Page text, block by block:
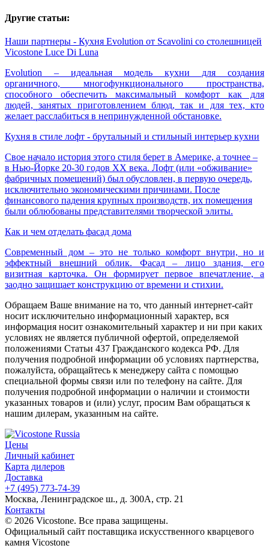
Другие статьи:
Наши партнеры - Кухня Evolution от Scavolini со столешницей
Vicostone Luce Di Luna
Evolution – идеальная модель кухни для создания
органичного, многофункционального пространства,
способного обеспечить максимальный комфорт как для
людей, занятых приготовлением блюд, так и для тех, кто
желает расслабиться в непринужденной обстановке.
Кухня в стиле лофт - брутальный и стильный интерьер кухни
Свое начало история этого стиля берет в Америке, а точнее –
в Нью-Йорке 20-30 годов ХХ века. Лофт (или «обживание»
фабричных помещений) был обусловлен, в первую очередь,
исключительно экономическими причинами. После
финансового падения крупных производств, их помещения
были облюбованы представителями творческой элиты.
Как и чем отделать фасад дома
Современный дом – это не только комфорт внутри, но и
эффектный внешний облик. Фасад – лицо здания, его
визитная карточка. Он формирует первое впечатление, а
заодно защищает конструкцию от времени и стихии.
Обращаем Ваше внимание на то, что данный интернет-сайт
носит исключительно информационный характер, вся
информация носит ознакомительный характер и ни при каких
условиях не является публичной офертой, определяемой
положениями Статьи 437 Гражданского кодекса РФ. Для
получения подробной информации об условиях партнерства,
пожалуйста, обращайтесь к менеджеру сайта с помощью
специальной формы связи или по телефону на сайте. Для
получения подробной информации о наличии и стоимости
указанных товаров и (или) услуг, просим Вам обращаться к
нашим дилерам, указанным на сайте.
Цены
Личный кабинет
Карта дилеров
Доставка
+7 (495) 773-74-39
Москва, Ленинградское ш., д. 300А, стр. 21
Контакты
© 2026 Vicostone. Все права защищены.
Официальный сайт поставщика искусственного кварцевого
камня Vicostone